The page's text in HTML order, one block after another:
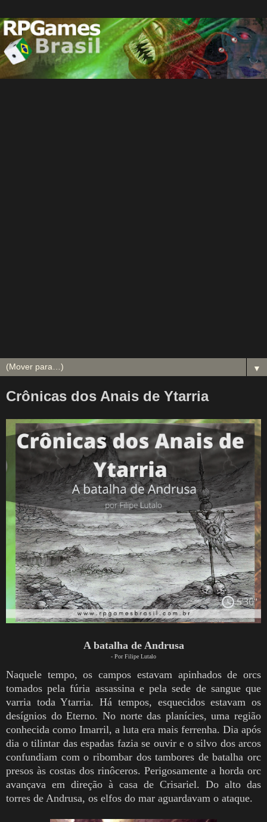
▼
Crônicas dos Anais de Ytarria
A batalha de Andrusa
- Por Filipe Lutalo
Naquele tempo, os campos estavam apinhados de orcs
tomados pela fúria assassina e pela sede de sangue que
varria toda Ytarria. Há tempos, esquecidos estavam os
desígnios do Eterno. No norte das planícies, uma região
conhecida como Imarril, a luta era mais ferrenha. Dia após
dia o tilintar das espadas fazia se ouvir e o silvo dos arcos
confundiam com o ribombar dos tambores de batalha orc
presos às costas dos rinôceros. Perigosamente a horda orc
avançava em direção à casa de Crisariel. Do alto das
torres de Andrusa, os elfos do mar aguardavam o ataque.